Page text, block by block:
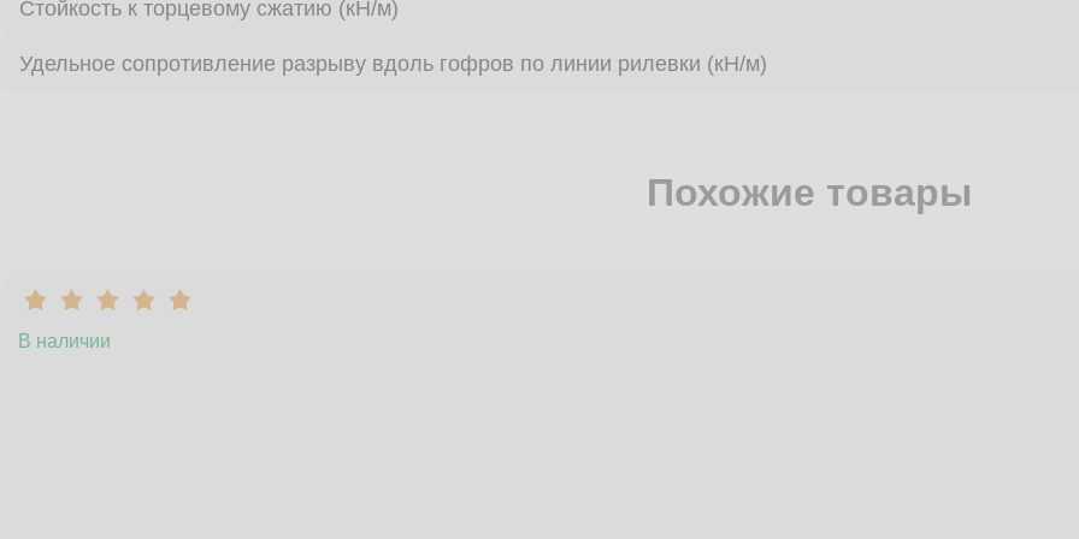
Стойкость к торцевому сжатию (кН/м)
Удельное сопротивление разрыву вдоль гофров по линии рилевки (кН/м)
Похожие товары
В наличии